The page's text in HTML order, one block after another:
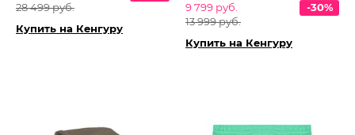
28 499 руб.
Купить на Кенгуру
9 799 руб.
13 999 руб.
-30%
Купить на Кенгуру